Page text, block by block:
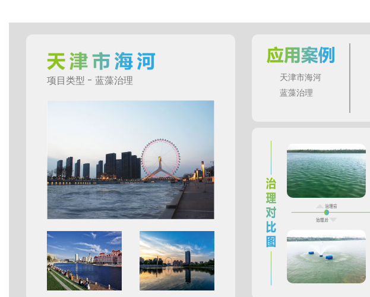
饮用水安全影响非常严
天津市海河
蓝藻治理
项目类型 - 蓝藻治理